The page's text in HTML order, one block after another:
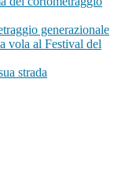
generazionale
vola al Festival del
strada